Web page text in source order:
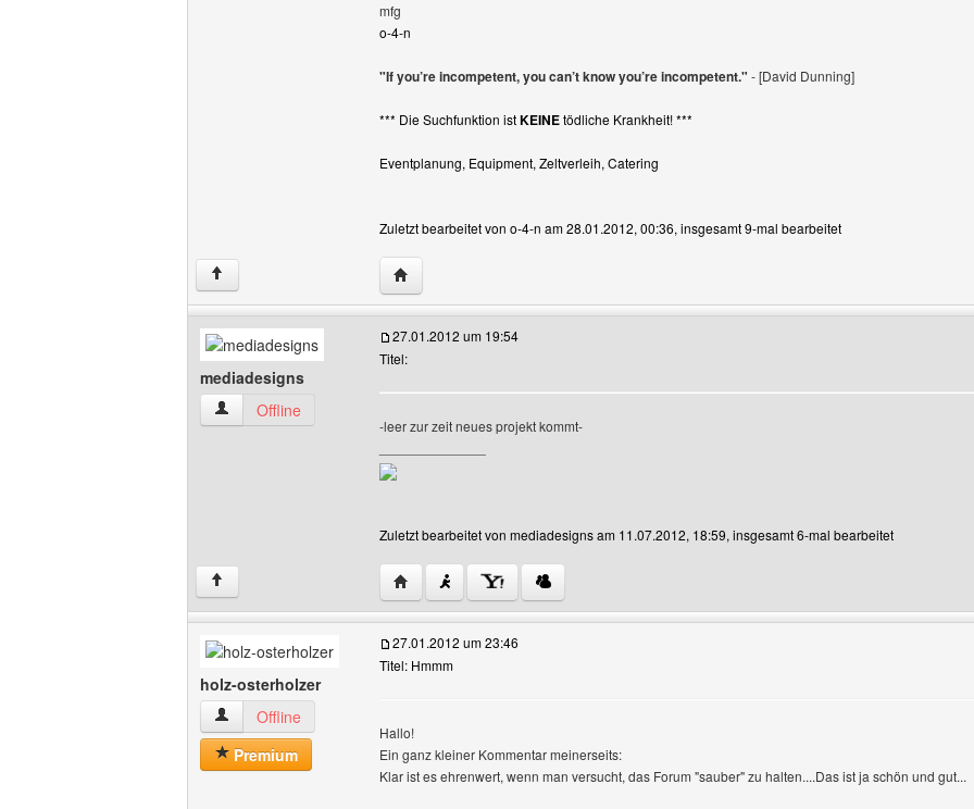
mfg
o-4-n
"If you’re incompetent, you can’t know you’re incompetent." - [David Dunning]
*** Die Suchfunktion istKEINEtödliche Krankheit! ***
Eventplanung, Equipment, Zeltverleih, Catering
Zuletzt bearbeitet von o-4-n am 28.01.2012, 00:36, insgesamt 9-mal bearbeitet
↑ Website dieses Benutzers besuchen: o-4-n
mediadesigns
mediadesigns Benutzer-Profile anzeigen
Offline
27.01.2012 um 19:54
Titel:
-leer zur zeit neues projekt kommt-
Zuletzt bearbeitet von mediadesigns am 11.07.2012, 18:59, insgesamt 6-mal bearbeitet
↑ Website dieses Benutzers besuchen: mediadesigns
holz-osterholzer
holz-osterholzer Benutzer-Profile anzeigen
Offline
Premium
27.01.2012 um 23:46
Titel: Hmmm
Hallo!
Ein ganz kleiner Kommentar meinerseits:
Klar ist es ehrenwert, wenn man versucht, das Forum "sauber" zu halten....Das ist ja schön und gut...